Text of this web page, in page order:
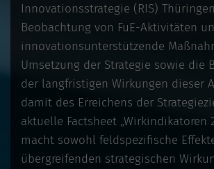
Innovationsstrategie (RIS)
Beobachtung von FuE-Aktivitäten
innovationsunterstützende
Umsetzung der Strategie sowie die
der langfristigen Wirkungen dieser
damit des Erreichens der
aktuelle Factsheet „Wirkindikatoren
macht sowohl feldspezifische
übergreifenden strategischen